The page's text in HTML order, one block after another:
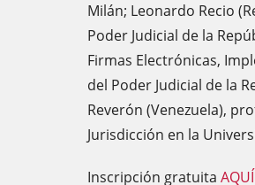
Milán; Leonardo Recio
Poder Judicial de la
Firmas Electrónicas,
del Poder Judicial de la
Reverón (Venezuela),
Jurisdicción en la
Inscripción gratuita AQUÍ